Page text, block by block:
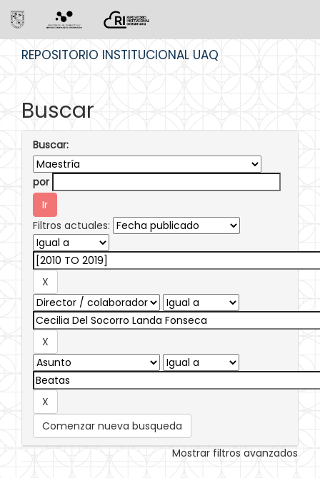
REPOSITORIO INSTITUCIONAL UAQ
Buscar
Buscar:
por
Filtros actuales:
Comenzar nueva busqueda
Mostrar filtros avanzados